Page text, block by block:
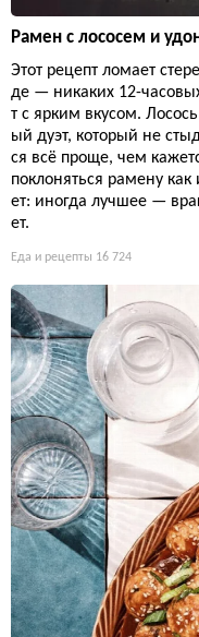
Рамен с лососем и
Этот рецепт ломает
де — никаких 12-
т с ярким вкусом.
ый дуэт, который не
ся всё проще, чем
поклоняться рамену как
ет: иногда лучшее —
ет.
Еда и рецепты 16 724